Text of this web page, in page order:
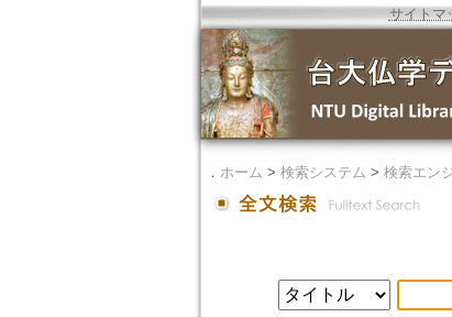
サイトマ
． ホーム > 検索システム > 検索エン